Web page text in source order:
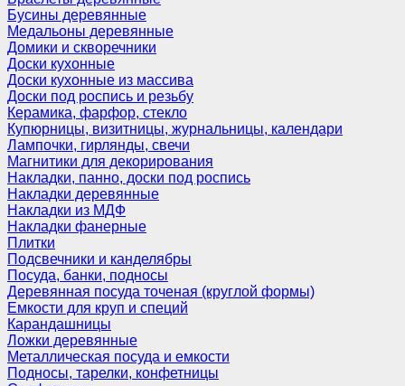
Бусины деревянные
Медальоны деревянные
Домики и скворечники
Доски кухонные
Доски кухонные из массива
Доски под роспись и резьбу
Керамика, фарфор, стекло
Купюрницы, визитницы, журнальницы, календари
Лампочки, гирлянды, свечи
Магнитики для декорирования
Накладки, панно, доски под роспись
Накладки деревянные
Накладки из МДФ
Накладки фанерные
Плитки
Подсвечники и канделябры
Посуда, банки, подносы
Деревянная посуда точеная (круглой формы)
Емкости для круп и специй
Карандашницы
Ложки деревянные
Металлическая посуда и емкости
Подносы, тарелки, конфетницы